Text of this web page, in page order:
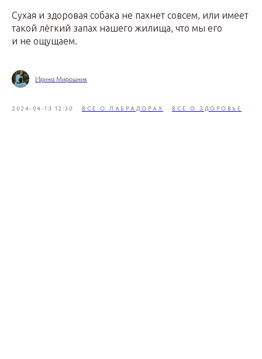
Сухая и здоровая собака не пахнет совсем, или имеет
такой лёгкий запах нашего жилища, что мы его
и не ощущаем.
Ирина Мирошник
2024-04-13 12:30 ВСЕ О ЛАБРАДОРАХ ВСЕ О ЗДОРОВЬЕ